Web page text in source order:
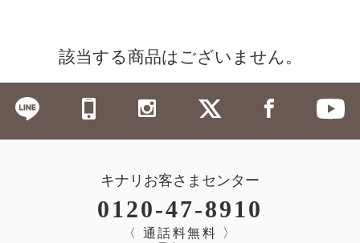
該当する商品はございません。
キナリお客さまセンター
0120-47-8910
〈 通話料無料 〉